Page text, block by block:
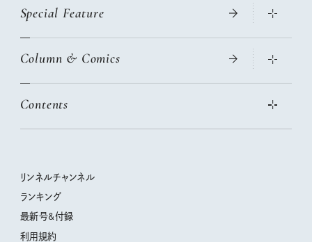
大人のリュック探し 2026SS
この春ほしい大人のスニーカー 2026春夏
本当に使える「旅道具」
母の日に贈りたい、お花モチーフのアイテム
うちねこグランプリ2026、発表！
Special Feature
2026年春夏 トレンドファッションニュース
女子旅おすすめスポット 暮らすように心地いいリンネル旅ガイ
リンネル 暮らしの道具大賞
ナチュラルメイクレッスン
喜ばれる贈り物手帖
Column & Comics
ぐれいさん
空想喫茶トラノコクさんのあの店この店、喫茶訪問日記
圷みほさんのゆるっと週末キャンプ通信
Contents
リンネル暮らし部
リンネルチャンネル
おぱんつ君のわくわく楽しい一週間占い
毎日が心地よくなるリンネルタロット
リンネルチャンネル
ランキング
最新号&付録
利用規約